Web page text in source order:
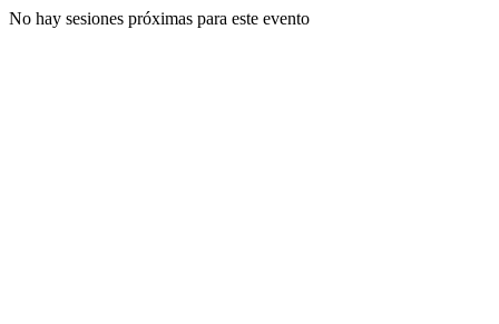
No hay sesiones próximas para este evento